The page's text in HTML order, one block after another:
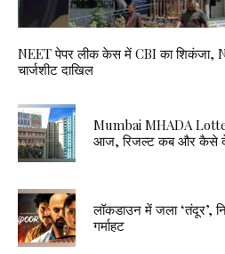
NEET पेपर लीक केस में CBI का शिकंजा,
चार्जशीट दाखिल
Mumbai MHADA
आज, रिजल्ट कब और कैसे
लॉकडाउन में जला ‘तंदूर’,
गर्माहट